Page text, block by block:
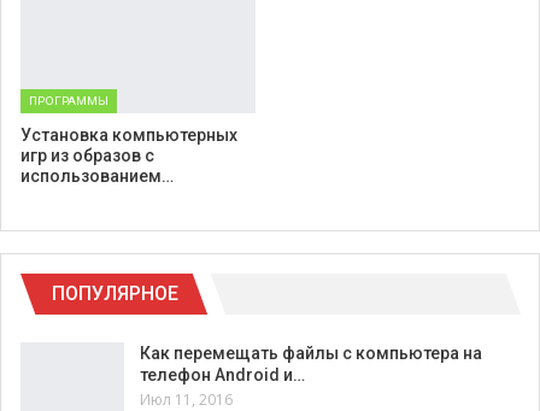
ПРОГРАММЫ
Установка компьютерных
игр из образов с
использованием…
ПОПУЛЯРНОЕ
Как перемещать файлы с компьютера на
телефон Android и…
Июл 11, 2016